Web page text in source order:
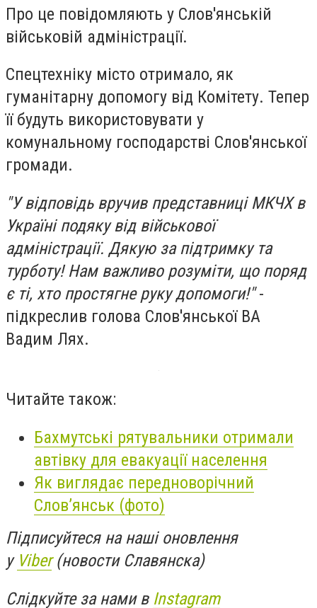
Про це повідомляють у Слов'янській
військовій адміністрації.
Спецтехніку місто отримало, як
гуманітарну допомогу від Комітету. Тепер
її будуть використовувати у
комунальному господарстві Слов'янської
громади.
"У відповідь вручив представниці МКЧХ в
Україні подяку від військової
адміністрації. Дякую за підтримку та
турботу! Нам важливо розуміти, що поряд
є ті, хто простягне руку допомоги!"-
підкреслив голова Слов'янської ВА
Вадим Лях.
Читайте також:
Бахмутські рятувальники отримали
автівку для евакуації населення
Як виглядає передноворічний
Слов’янськ (фото)
Підписуйтеся на наші оновлення
у Viber(новости Славянска)
Слідкуйте за нами в Instagram